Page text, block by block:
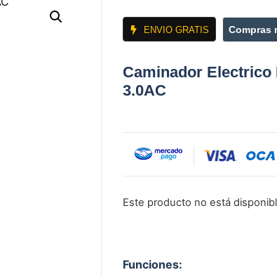
ENVIO GRATIS Compras
Caminador Electrico
3.0AC
Este producto no está
Funciones: